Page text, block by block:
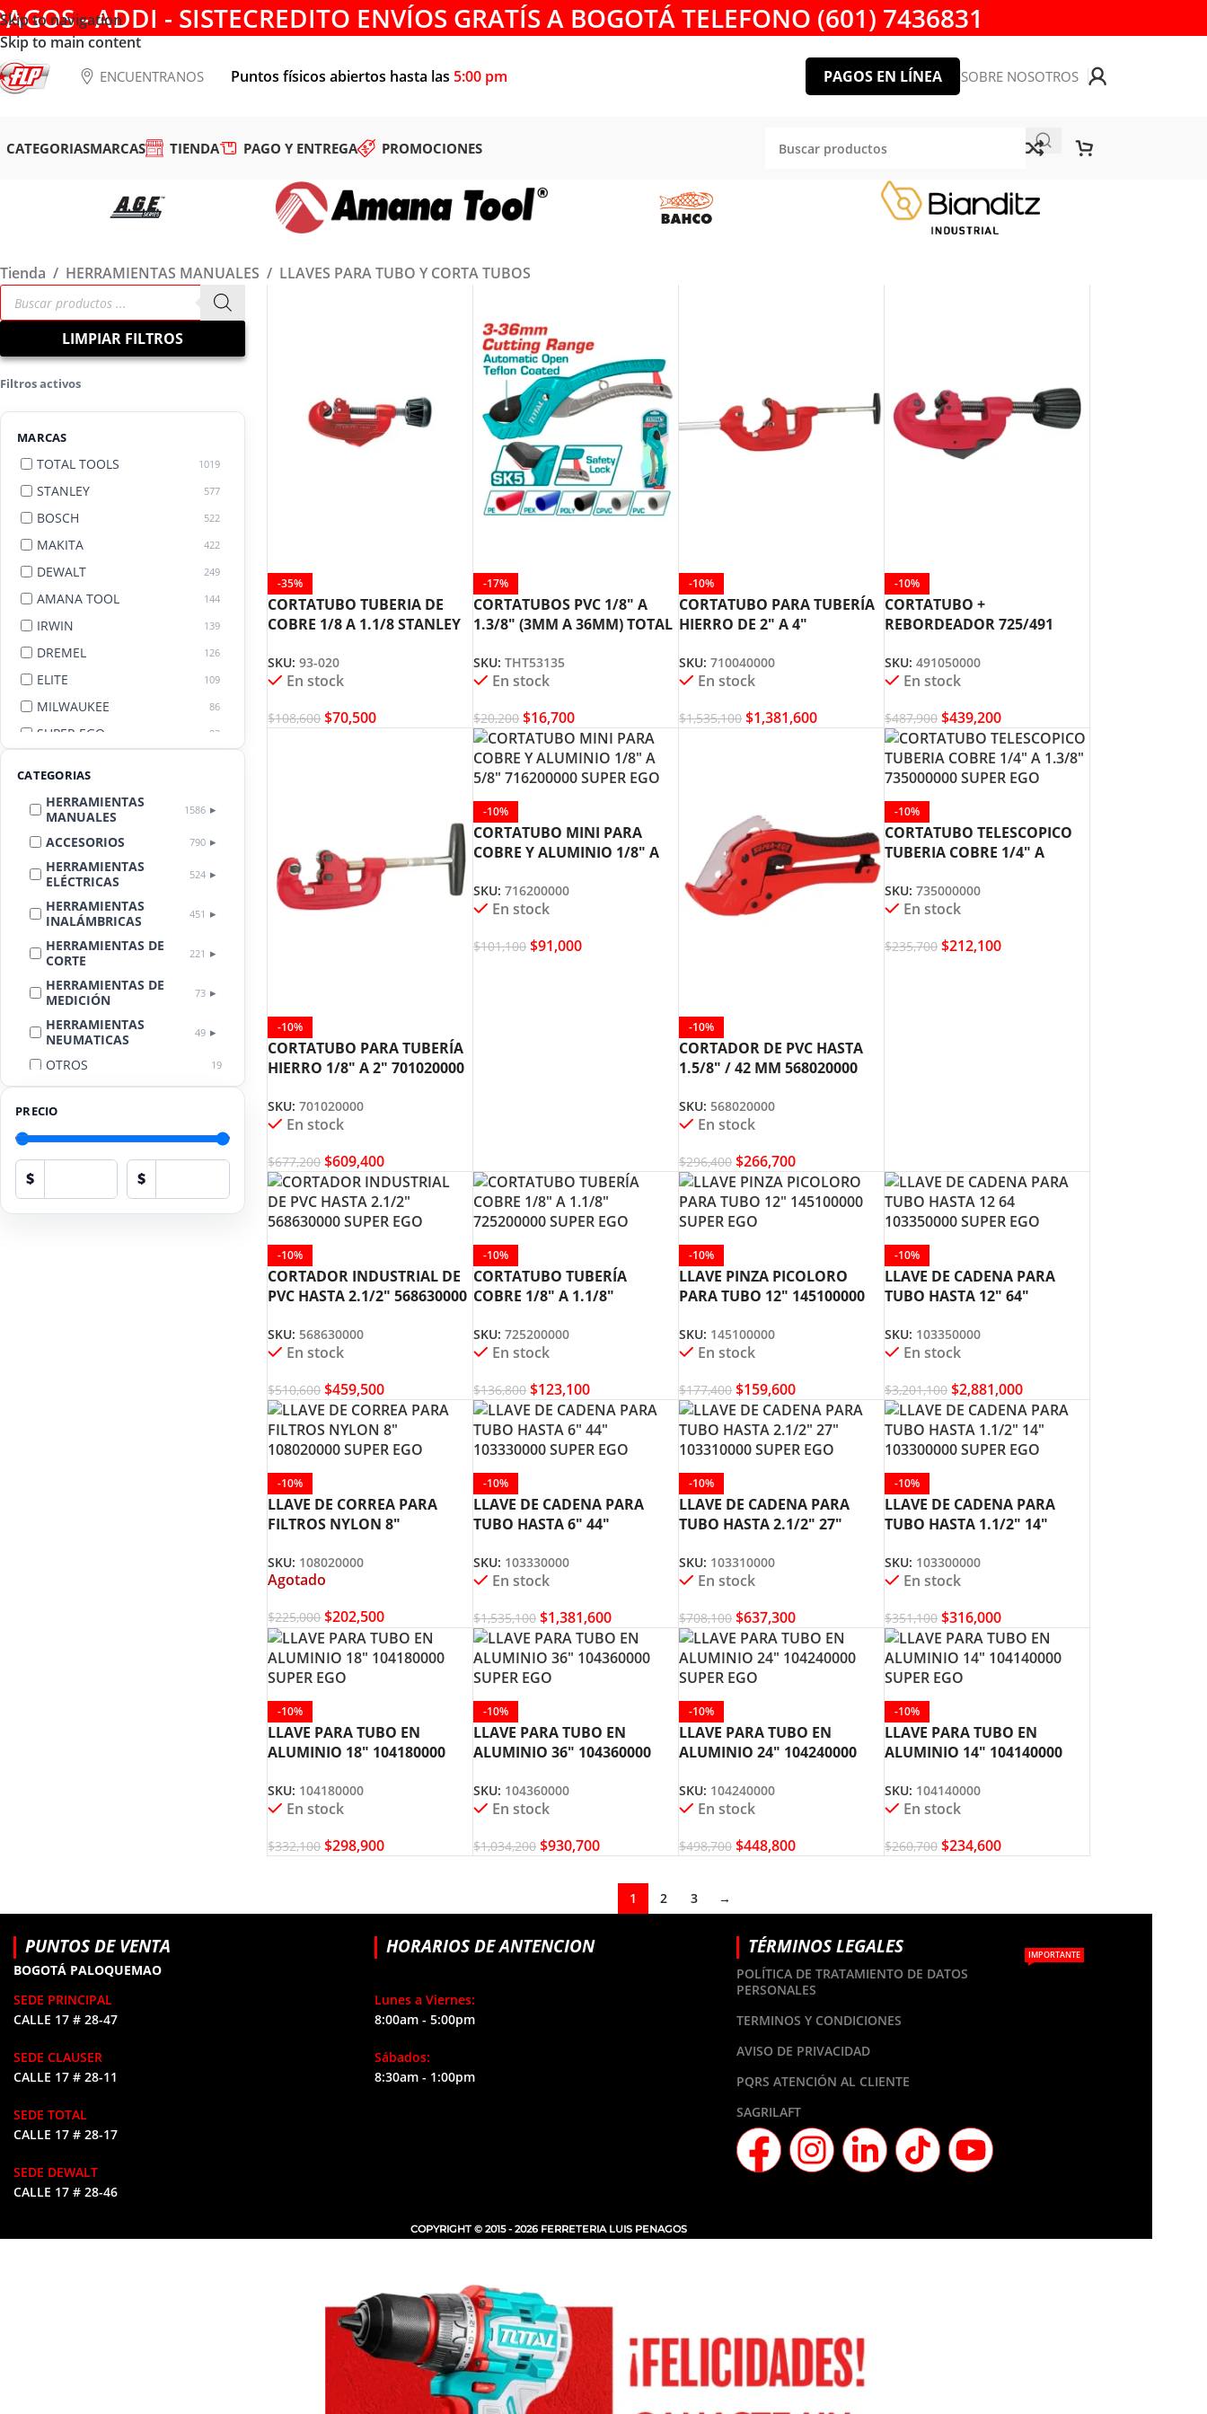
Skip to navigation
Skip to main content
- ADDI - SISTECREDITO ENVÍOS GRATÍS A BOGOTÁ TELEFONO (601) 7436831
ENCUENTRANOS Puntos físicos abiertos hasta las 5:00 pm PAGOS EN LÍNEA SOBRE NOSOTROS
CATEGORIASMARCAS TIENDA PAGO Y ENTREGA PROMOCIONES
Tienda / HERRAMIENTAS MANUALES / LLAVES PARA TUBO Y CORTA TUBOS
LIMPIAR FILTROS
Filtros activos
MARCAS
TOTAL TOOLS 1019
STANLEY 577
BOSCH 522
MAKITA 422
DEWALT 249
AMANA TOOL 144
IRWIN 139
DREMEL 126
ELITE 109
MILWAUKEE 86
SUPER EGO 82
CATEGORIAS
HERRAMIENTAS
MANUALES
1586
ACCESORIOS 790
HERRAMIENTAS
ELÉCTRICAS
524
HERRAMIENTAS
INALÁMBRICAS
451
HERRAMIENTAS DE
CORTE
221
HERRAMIENTAS DE
MEDICIÓN
73
HERRAMIENTAS
NEUMATICAS
49
OTROS 19
LIMPIEZA
AUTOMOTRIZ
PROTECCIÓN
PERSONAL
17
HERRAMIENTAS
HIDRÁULICAS
PRECIO
$ $
-35%
CORTATUBO TUBERIA DE
COBRE 1/8 A 1.1/8 STANLEY
SKU:93-020
En stock
$108,600 $70,500
-17%
CORTATUBOS PVC 1/8″ A
1.3/8″ (3MM A 36MM) TOTAL
SKU:THT53135
En stock
$20,200 $16,700
-10%
CORTATUBO PARA TUBERÍA
HIERRO DE 2″ A 4″
SKU:710040000
En stock
$1,535,100 $1,381,600
-10%
CORTATUBO +
REBORDEADOR 725/491
SKU:491050000
En stock
$487,900 $439,200
-10%
CORTATUBO PARA TUBERÍA
HIERRO 1/8″ A 2″ 701020000
SKU:701020000
En stock
$677,200 $609,400
-10%
CORTATUBO MINI PARA
COBRE Y ALUMINIO 1/8″ A
SKU:716200000
En stock
$101,100 $91,000
-10%
CORTADOR DE PVC HASTA
1.5/8″ / 42 MM 568020000
SKU:568020000
En stock
$296,400 $266,700
-10%
CORTATUBO TELESCOPICO
TUBERIA COBRE 1/4″ A
SKU:735000000
En stock
$235,700 $212,100
-10%
CORTADOR INDUSTRIAL DE
PVC HASTA 2.1/2″ 568630000
SKU:568630000
En stock
$510,600 $459,500
-10%
CORTATUBO TUBERÍA
COBRE 1/8″ A 1.1/8″
SKU:725200000
En stock
$136,800 $123,100
-10%
LLAVE PINZA PICOLORO
PARA TUBO 12″ 145100000
SKU: 145100000
En stock
$177,400 $159,600
-10%
LLAVE DE CADENA PARA
TUBO HASTA 12″ 64″
SKU: 103350000
En stock
$3,201,100 $2,881,000
-10%
LLAVE DE CORREA PARA
FILTROS NYLON 8″
SKU: 108020000
Agotado
$225,000 $202,500
-10%
LLAVE DE CADENA PARA
TUBO HASTA 6″ 44″
SKU: 103330000
En stock
$1,535,100 $1,381,600
-10%
LLAVE DE CADENA PARA
TUBO HASTA 2.1/2″ 27″
SKU: 103310000
En stock
$708,100 $637,300
-10%
LLAVE DE CADENA PARA
TUBO HASTA 1.1/2″ 14″
SKU: 103300000
En stock
$351,100 $316,000
-10%
LLAVE PARA TUBO EN
ALUMINIO 18″ 104180000
SKU: 104180000
En stock
$332,100 $298,900
-10%
LLAVE PARA TUBO EN
ALUMINIO 36″ 104360000
SKU: 104360000
En stock
$1,034,200 $930,700
-10%
LLAVE PARA TUBO EN
ALUMINIO 24″ 104240000
SKU: 104240000
En stock
$498,700 $448,800
-10%
LLAVE PARA TUBO EN
ALUMINIO 14″ 104140000
SKU: 104140000
En stock
$260,700 $234,600
1 2 3 →
PUNTOS DE VENTA
BOGOTÁ PALOQUEMAO
SEDE PRINCIPAL
CALLE 17 # 28-47
SEDE CLAUSER
CALLE 17 # 28-11
SEDE TOTAL
CALLE 17 # 28-17
SEDE DEWALT
CALLE 17 # 28-46
HORARIOS DE ANTENCION
Lunes a Viernes:
8:00am - 5:00pm
Sábados:
8:30am - 1:00pm
TÉRMINOS LEGALES
POLÍTICA DE TRATAMIENTO DE DATOS
PERSONALES
IMPORTANTE
TERMINOS Y CONDICIONES
AVISO DE PRIVACIDAD
PQRS ATENCIÓN AL CLIENTE
SAGRILAFT
COPYRIGHT © 2015 - 2026 FERRETERIA LUIS PENAGOS